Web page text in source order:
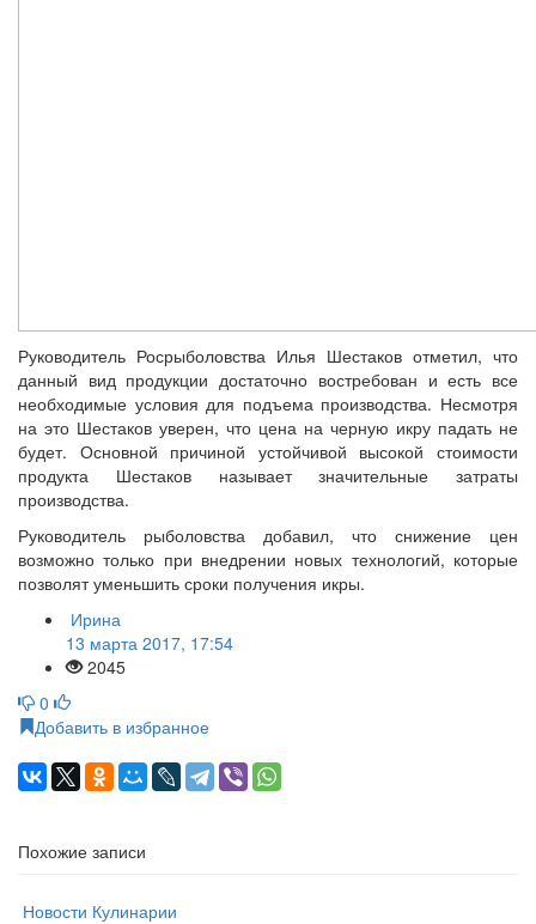
Руководитель Росрыболовства Илья Шестаков отметил, что
данный вид продукции достаточно востребован и есть все
необходимые условия для подъема производства. Несмотря
на это Шестаков уверен, что цена на черную икру падать не
будет. Основной причиной устойчивой высокой стоимости
продукта Шестаков называет значительные затраты
производства.
Руководитель рыболовства добавил, что снижение цен
возможно только при внедрении новых технологий, которые
позволят уменьшить сроки получения икры.
Ирина
13 марта 2017, 17:54
2045
0
Добавить в избранное
Похожие записи
Новости Кулинарии